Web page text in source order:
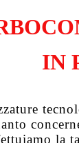
IN
la